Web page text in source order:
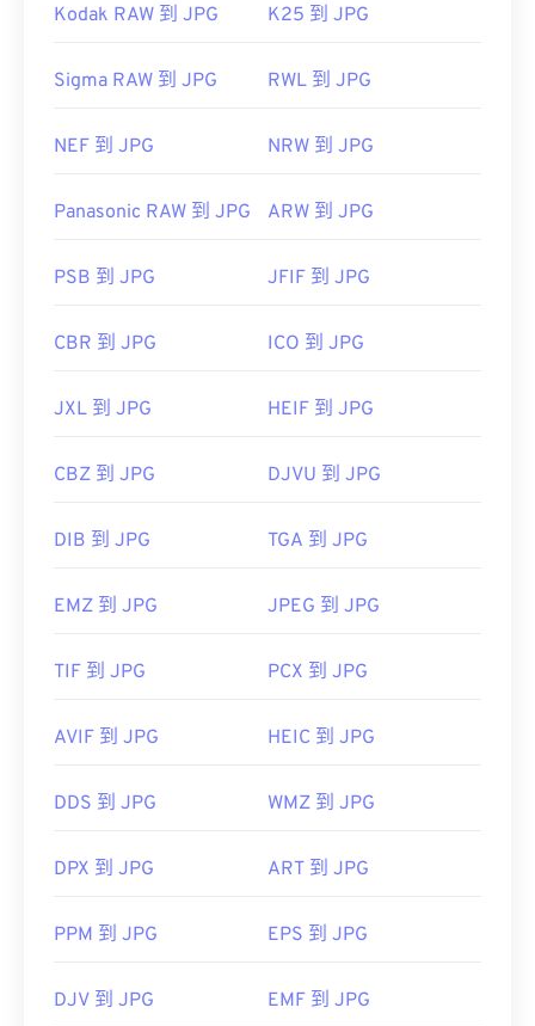
Kodak RAW 到 JPG K25 到 JPG
Sigma RAW 到 JPG RWL 到 JPG
NEF 到 JPG NRW 到 JPG
Panasonic RAW 到 JPG ARW 到 JPG
PSB 到 JPG JFIF 到 JPG
CBR 到 JPG ICO 到 JPG
JXL 到 JPG HEIF 到 JPG
CBZ 到 JPG DJVU 到 JPG
DIB 到 JPG TGA 到 JPG
EMZ 到 JPG JPEG 到 JPG
TIF 到 JPG PCX 到 JPG
AVIF 到 JPG HEIC 到 JPG
DDS 到 JPG WMZ 到 JPG
DPX 到 JPG ART 到 JPG
PPM 到 JPG EPS 到 JPG
DJV 到 JPG EMF 到 JPG